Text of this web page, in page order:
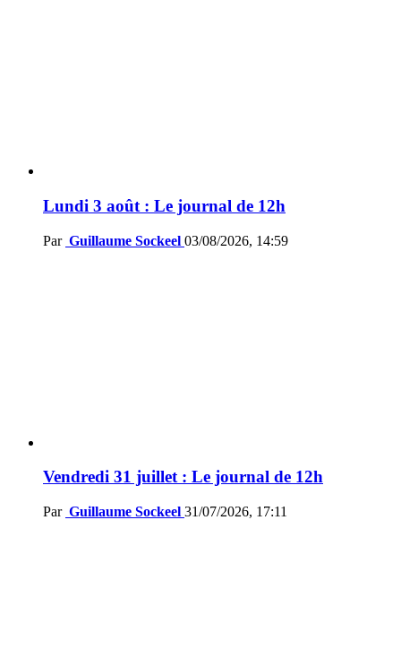
Lundi 3 août : Le journal de 12h
Par Guillaume Sockeel 03/08/2026, 14:59
Vendredi 31 juillet : Le journal de 12h
Par Guillaume Sockeel 31/07/2026, 17:11